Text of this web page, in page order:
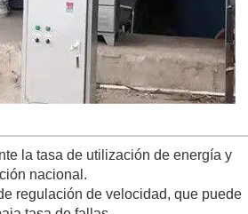
la tasa de utilización de energía y
nacional.
regulación de velocidad, que puede